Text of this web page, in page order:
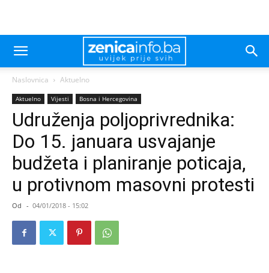
Naslovnica Aktuelno
Aktuelno Vijesti Bosna i Hercegovina
Udruženja poljoprivrednika:
Do 15. januara usvajanje
budžeta i planiranje poticaja,
u protivnom masovni protesti
Od - 04/01/2018 - 15:02